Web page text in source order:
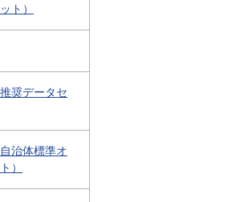
ト）
奨データセ
治体標準オ
）